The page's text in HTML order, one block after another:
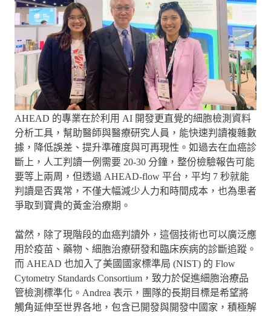
AHEAD 的專業在於利用 AI 開發更直覺的細胞檢測資料
分析工具，幫助醫師與醫療研究人員，能快速判讀複雜數
據，降低誤差、提升準確度與可再現性。如過去在血癌診
斷上，人工判讀一例需要 20-30 分鐘，整份檢驗報告可能
要等上兩周，但透過 AHEAD-flow 平台，平均 7 秒就能
判讀是否異常，不僅大幅減少人力和時間成本，也為患者
爭取到寶貴的黃金治療期。
當然，除了現階段的血癌判讀外，這個技術也可以廣泛應
用於疫苗、藥物、細胞治療研發和臨床疾病的診斷追蹤。
而 AHEAD 也加入了美國國家標準局 (NIST) 的 Flow
Cytometry Standards Consortium，致力於促進細胞治療品
管檢測標準化。Andrea 表示，團隊的長期目標是希望將
觸角延伸至世界各地，包含已開發與開發中國家，積極解